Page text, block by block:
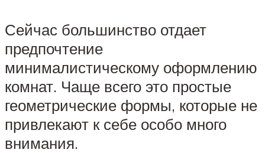
Сейчас большинство отдает
предпочтение
минималистическому оформлению
комнат. Чаще всего это простые
геометрические формы, которые не
привлекают к себе особо много
внимания.